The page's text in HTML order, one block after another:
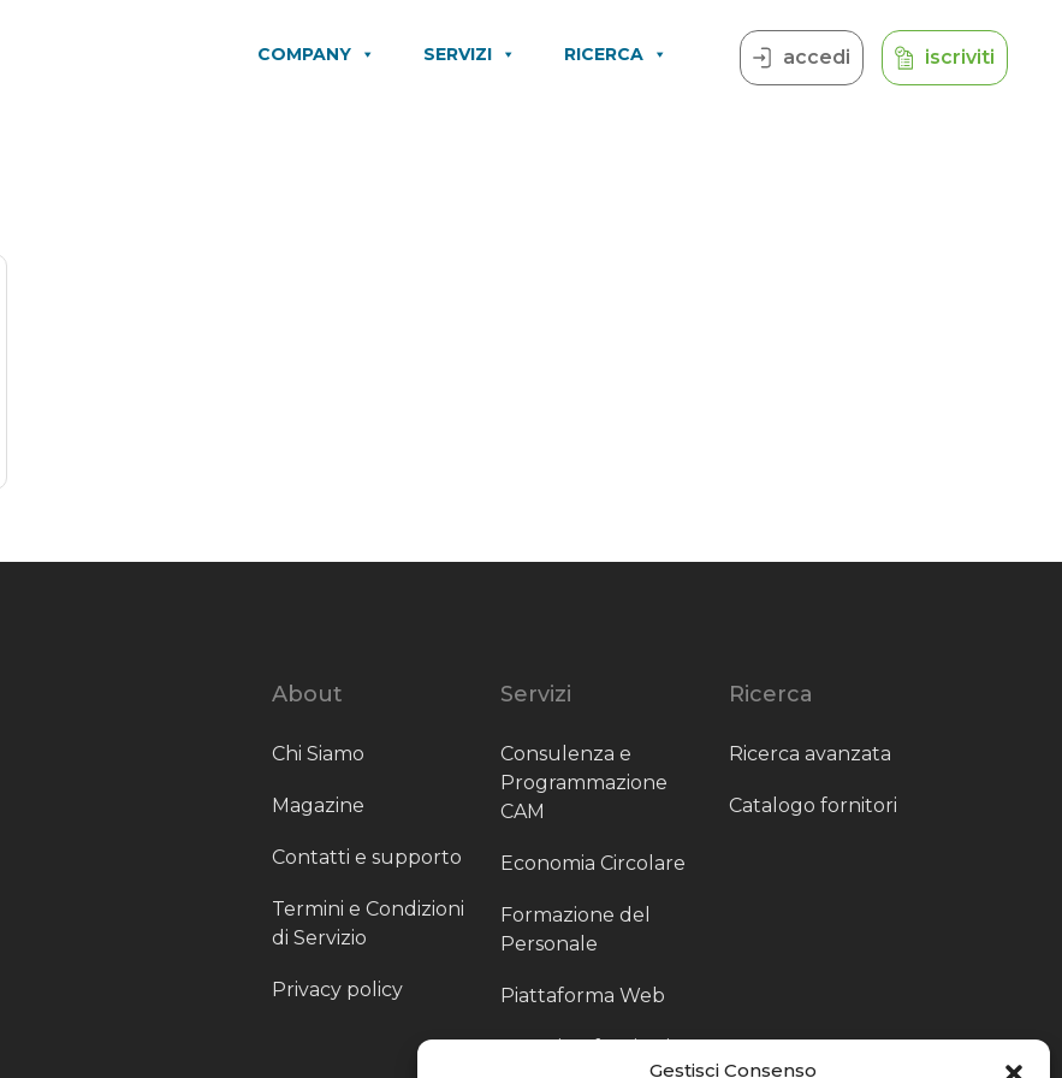
Gestisci Consenso
COMPANY SERVIZI RICERCA accedi iscriviti
About
Chi Siamo
Magazine
Contatti e supporto
Termini e Condizioni
di Servizio
Privacy policy
Servizi
Consulenza e
Programmazione
CAM
Economia Circolare
Formazione del
Personale
Piattaforma Web
Scouting fornitori
Ricerca
Ricerca avanzata
Catalogo fornitori